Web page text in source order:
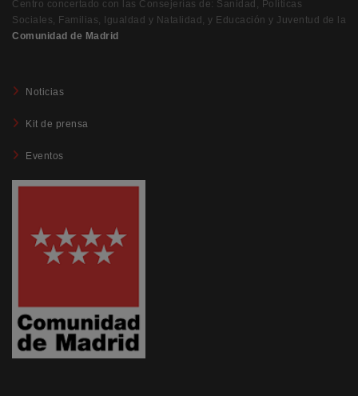
Centro concertado con las Consejerías de: Sanidad, Políticas
Sociales, Familias, Igualdad y Natalidad, y Educación y Juventud de la
Comunidad de Madrid
Noticias
Kit de prensa
Eventos